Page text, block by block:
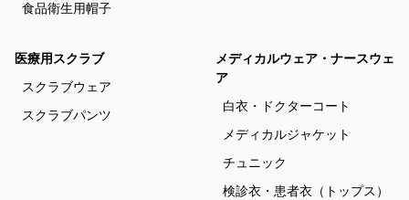
食品衛生用帽子
医療用スクラブ
スクラブウェア
スクラブパンツ
メディカルウェア・ナースウェ
ア
白衣・ドクターコート
メディカルジャケット
チュニック
検診衣・患者衣（トップス）